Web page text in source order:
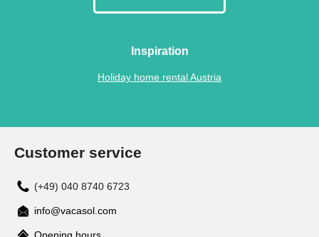
Inspiration
Holiday home rental Austria
Customer service
(+49) 040 8740 6723
info@vacasol.com
Opening hours